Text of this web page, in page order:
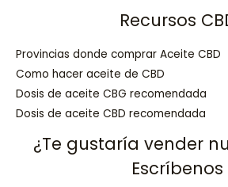
Recursos
Provincias donde comprar Aceite CBD
Como hacer aceite de CBD
Dosis de aceite CBG recomendada
Dosis de aceite CBD recomendada
¿Te gustaría vender
Escríbenos